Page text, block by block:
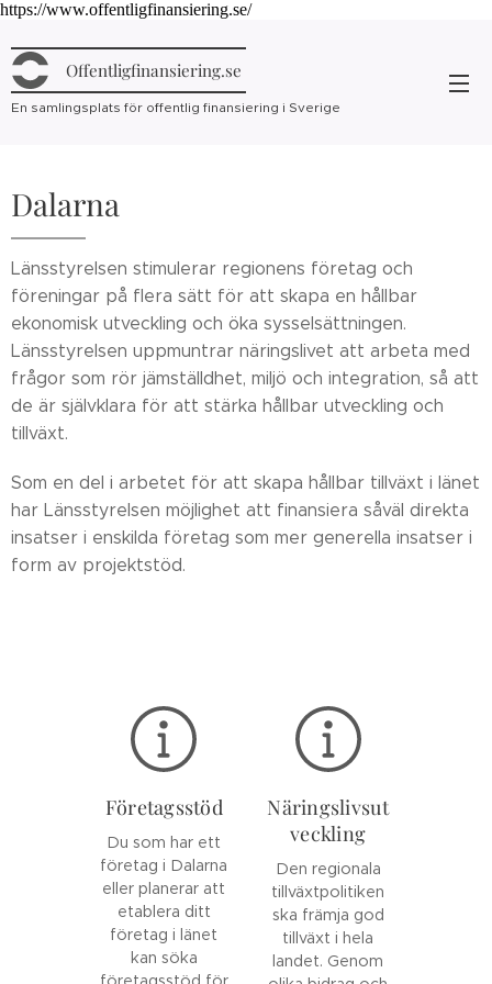
https://www.offentligfinansiering.se/
Offentligfinansiering.se
En samlingsplats för offentlig finansiering i Sverige
Dalarna
Länsstyrelsen stimulerar regionens företag och
föreningar på flera sätt för att skapa en hållbar
ekonomisk utveckling och öka sysselsättningen.
Länsstyrelsen uppmuntrar näringslivet att arbeta med
frågor som rör jämställdhet, miljö och integration, så att
de är självklara för att stärka hållbar utveckling och
tillväxt.
Som en del i arbetet för att skapa hållbar tillväxt i länet
har Länsstyrelsen möjlighet att finansiera såväl direkta
insatser i enskilda företag som mer generella insatser i
form av projektstöd.
Företagsstöd
Du som har ett
företag i Dalarna
eller planerar att
etablera ditt
företag i länet
kan söka
Näringslivsut
veckling
Den regionala
tillväxtpolitiken
ska främja god
tillväxt i hela
landet. Genom